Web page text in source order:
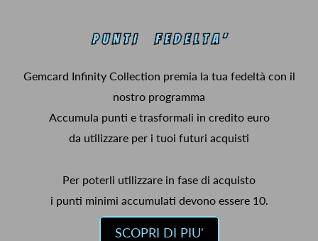
Gemcard Infinity Collection premia la tua fedeltà con il
nostro programma
Accumula punti e trasformali in credito euro
da utilizzare per i tuoi futuri acquisti
Per poterli utilizzare in fase di acquisto
i punti minimi accumulati devono essere 10.
SCOPRI DI PIU'